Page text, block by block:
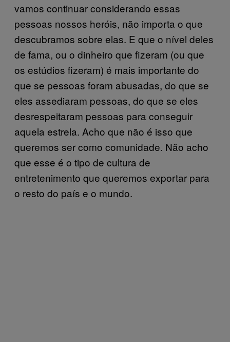
vamos continuar considerando essas
pessoas nossos heróis, não importa o que
descubramos sobre elas. E que o nível deles
de fama, ou o dinheiro que fizeram (ou que
os estúdios fizeram) é mais importante do
que se pessoas foram abusadas, do que se
eles assediaram pessoas, do que se eles
desrespeitaram pessoas para conseguir
aquela estrela. Acho que não é isso que
queremos ser como comunidade. Não acho
que esse é o tipo de cultura de
entretenimento que queremos exportar para
o resto do país e o mundo.